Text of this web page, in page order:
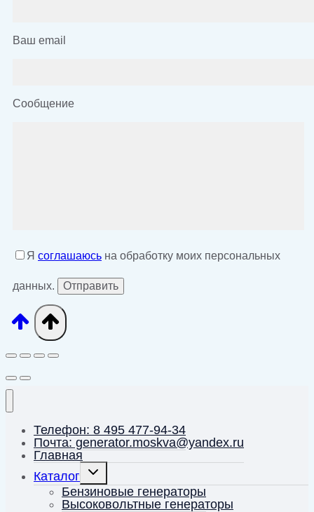
Ваш email
Сообщение
Я соглашаюсь на обработку моих персональных
данных.
Телефон: 8 495 477-94-34
Почта: generator.moskva@yandex.ru
Главная
Каталог
Переключить
меню
Бензиновые генераторы
Высоковольтные генераторы